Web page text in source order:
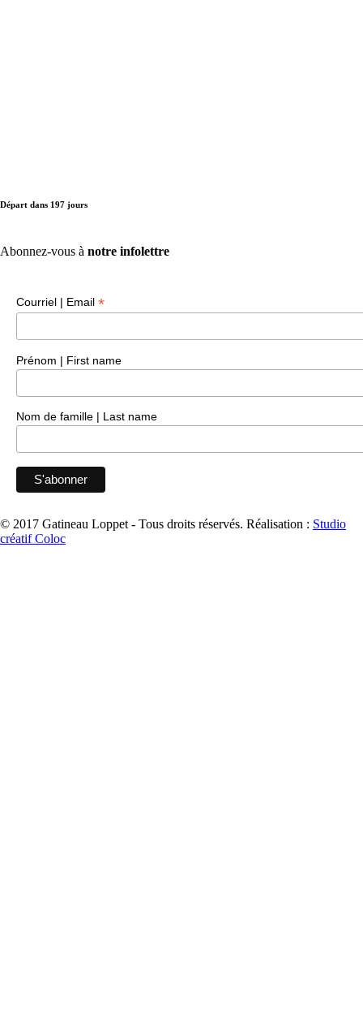
Départ dans 197 jours
Abonnez-vous à notre infolettre
Courriel | Email *
Prénom | First name
Nom de famille | Last name
© 2017 Gatineau Loppet - Tous droits réservés. Réalisation : Studio
créatif Coloc